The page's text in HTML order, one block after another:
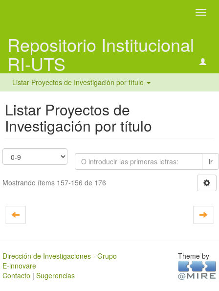
Repositorio Institucional
RI-UTS
Listar Proyectos de Investigación por título
Listar Proyectos de
Investigación por título
Ir
Mostrando ítems 157-156 de 176
Dirección de Investigaciones - Grupo
E-innovare
Contacto | Sugerencias
Theme by